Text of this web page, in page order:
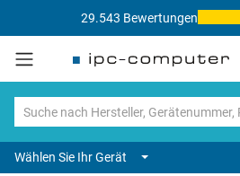
29.543 Bewertungen
Wählen Sie Ihr Gerät